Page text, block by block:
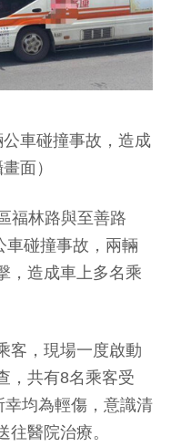
車碰撞事故，造成
面）
福林路與至善路
車碰撞事故，兩輛
，造成車上多名乘
客，現場一度啟動
，共有8名乘客受
均為輕傷，意識清
醫院治療。